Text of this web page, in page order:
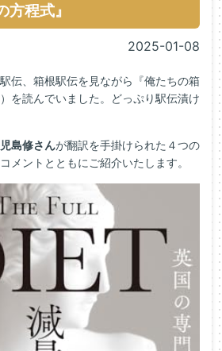
方程式』
2025-01-08
伝、箱根駅伝を見ながら『俺たちの箱
を読んでいました。どっぷり駅伝漬け
児島修さんが翻訳を手掛けられた４つの
メントとともにご紹介いたします。